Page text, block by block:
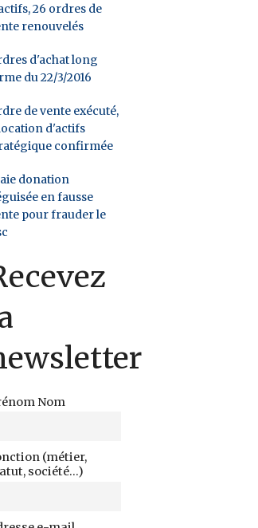
26 ordres de
renouvelés
d'achat long
du 22/3/2016
de vente exécuté,
d'actifs
confirmée
donation
en fausse
pour frauder le
Nom
(métier,
société...)